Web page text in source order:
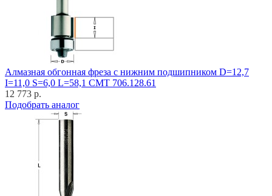
Алмазная обгонная фреза с нижним подшипником D=12,7
I=11,0 S=6,0 L=58,1 CMT 706.128.61
12 773 р.
Подобрать аналог